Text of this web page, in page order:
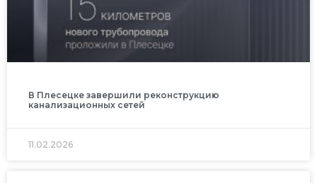
В Плесецке завершили реконструкцию
канализационных сетей
11.02.2026